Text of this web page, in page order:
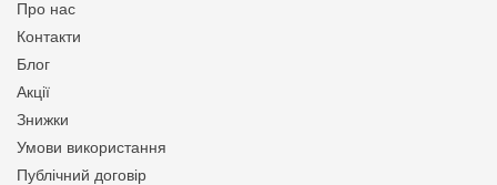
Про нас
Контакти
Блог
Акції
Знижки
Умови використання
Публічний договір